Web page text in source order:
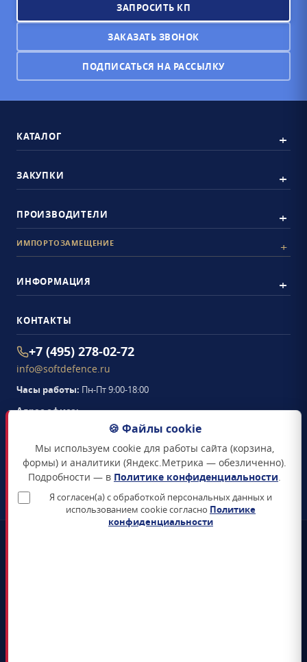
ЗАПРОСИТЬ КП
ЗАКАЗАТЬ ЗВОНОК
ПОДПИСАТЬСЯ НА РАССЫЛКУ
КАТАЛОГ
ЗАКУПКИ
ПРОИЗВОДИТЕЛИ
ИМПОРТОЗАМЕЩЕНИЕ
ИНФОРМАЦИЯ
КОНТАКТЫ
+7 (495) 278-02-72
info@softdefence.ru
Часы работы: Пн-Пт 9:00-18:00
Адрес офиса:
Семёновская набережная, д. 2/1, стр. 1, офис 411
Схема проезда →
ЗАКАЗАТЬ ЗВОНОК
🍪 Файлы cookie
Мы используем cookie для работы сайта (корзина,
формы) и аналитики (Яндекс.Метрика — обезличенно).
Подробности — в Политике конфиденциальности.
Я согласен(а) с обработкой персональных данных и
использованием cookie согласно Политике
конфиденциальности